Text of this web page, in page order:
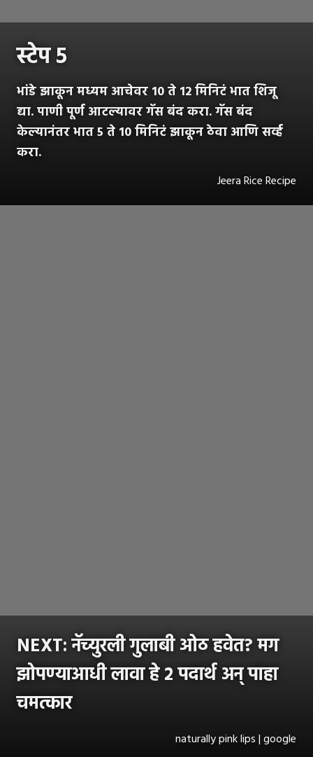
स्टेप ५
भांडे झाकून मध्यम आचेवर 10 ते 12 मिनिटं भात शिजू
द्या. पाणी पूर्ण आटल्यावर गॅस बंद करा. गॅस बंद
केल्यानंतर भात 5 ते 10 मिनिटं झाकून ठेवा आणि सर्व्ह
करा.
Jeera Rice Recipe
NEXT:नॅच्युरली गुलाबी ओठ हवेत? मग
झोपण्याआधी लावा हे २ पदार्थ अन् पाहा
चमत्कार
naturally pink lips | google